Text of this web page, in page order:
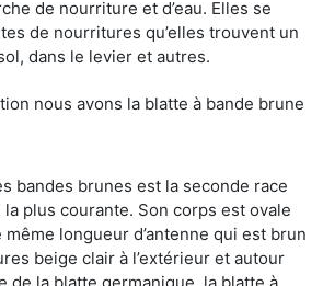
de nourriture et d’eau. Elles se
de nourritures qu’elles trouvent un
dans le levier et autres.
nous avons la blatte à bande brune
bandes brunes est la seconde race
plus courante. Son corps est ovale
longueur d’antenne qui est brun
beige clair à l’extérieur et autour
de la blatte germanique, la blatte à